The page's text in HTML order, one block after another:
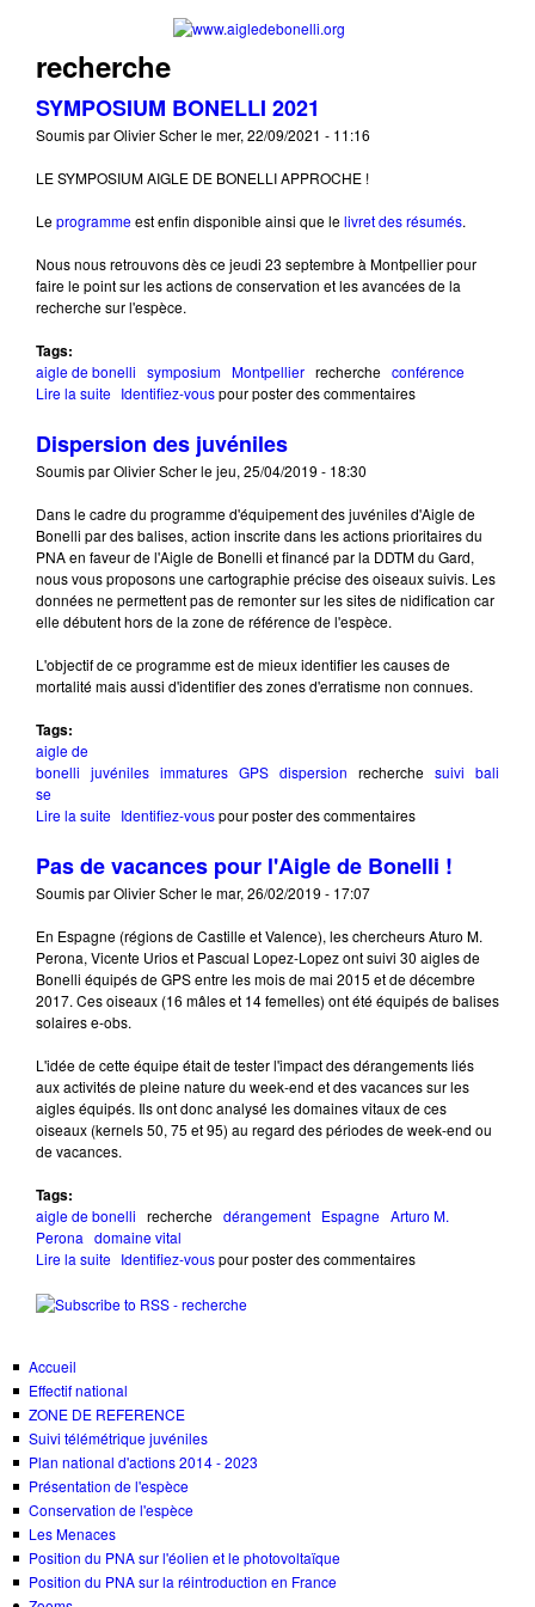
Aller au contenu principal
recherche
SYMPOSIUM BONELLI 2021
Soumis parOlivier Scherlemer, 22/09/2021 - 11:16
LE SYMPOSIUM AIGLE DE BONELLI APPROCHE !
Leprogrammeest enfin disponible ainsi que lelivret des résumés.
Nous nous retrouvons dès ce jeudi 23 septembre à Montpellier pour
faire le point sur les actions de conservation et les avancées de la
recherche sur l'espèce.
Tags:
aigle de bonelli symposium Montpellier recherche conférence
Lire la suite de SYMPOSIUM BONELLI 2021
Identifiez-vouspour poster des commentaires
Dispersion des juvéniles
Soumis parOlivier Scherlejeu, 25/04/2019 - 18:30
Dans le cadre du programme d'équipement des juvéniles d'Aigle de
Bonelli par des balises, action inscrite dans les actions prioritaires du
PNA en faveur de l'Aigle de Bonelli et financé par la DDTM du Gard,
nous vous proposons une cartographie précise des oiseaux suivis. Les
données ne permettent pas de remonter sur les sites de nidification car
elle débutent hors de la zone de référence de l'espèce.
L'objectif de ce programme est de mieux identifier les causes de
mortalité mais aussi d'identifier des zones d'erratisme non connues.
Tags:
aigle de
bonelli juvéniles immatures GPS dispersion recherche suivi bali
se
Lire la suite de Dispersion des juvéniles
Identifiez-vouspour poster des commentaires
Pas de vacances pour l'Aigle de Bonelli !
Soumis parOlivier Scherlemar, 26/02/2019 - 17:07
En Espagne (régions de Castille et Valence), les chercheurs Aturo M.
Perona, Vicente Urios et Pascual Lopez-Lopez ont suivi 30 aigles de
Bonelli équipés de GPS entre les mois de mai 2015 et de décembre
2017. Ces oiseaux (16 mâles et 14 femelles) ont été équipés de balises
solaires e-obs.
L'idée de cette équipe était de tester l'impact des dérangements liés
aux activités de pleine nature du week-end et des vacances sur les
aigles équipés. Ils ont donc analysé les domaines vitaux de ces
oiseaux (kernels 50, 75 et 95) au regard des périodes de week-end ou
de vacances.
Tags:
aigle de bonelli recherche dérangement Espagne Arturo M.
Perona domaine vital
Lire la suite de Pas de vacances pour l'Aigle de Bonelli !
Identifiez-vouspour poster des commentaires
Accueil
Effectif national
ZONE DE REFERENCE
Suivi télémétrique juvéniles
Plan national d'actions 2014 - 2023
Présentation de l'espèce
Conservation de l'espèce
Les Menaces
Position du PNA sur l'éolien et le photovoltaïque
Position du PNA sur la réintroduction en France